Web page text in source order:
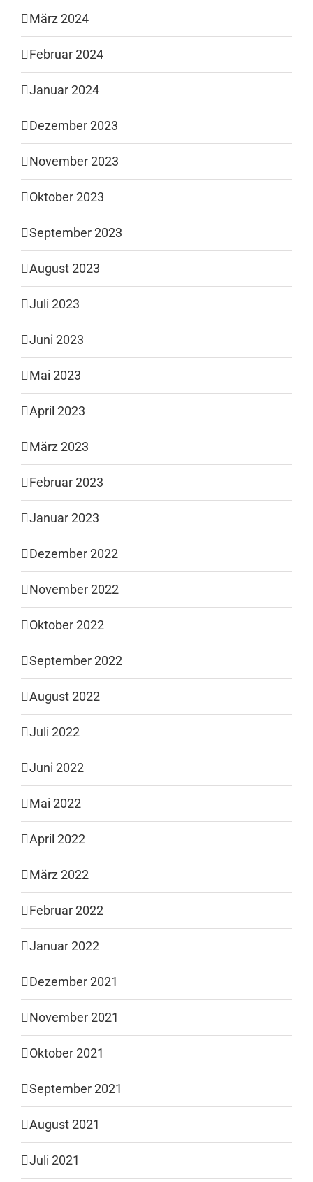
März 2024
Februar 2024
Januar 2024
Dezember 2023
November 2023
Oktober 2023
September 2023
August 2023
Juli 2023
Juni 2023
Mai 2023
April 2023
März 2023
Februar 2023
Januar 2023
Dezember 2022
November 2022
Oktober 2022
September 2022
August 2022
Juli 2022
Juni 2022
Mai 2022
April 2022
März 2022
Februar 2022
Januar 2022
Dezember 2021
November 2021
Oktober 2021
September 2021
August 2021
Juli 2021